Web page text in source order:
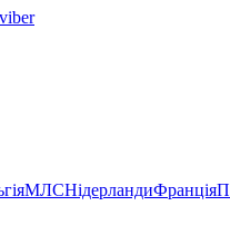
viber
МЛСНідерландиФранція